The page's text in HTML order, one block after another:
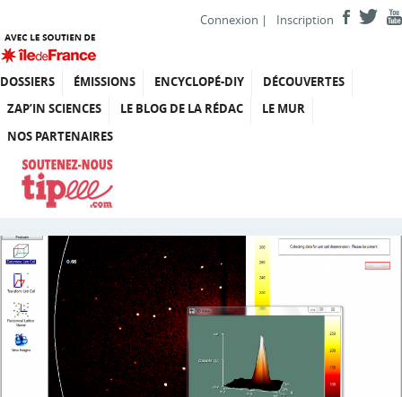
Connexion | Inscription
DOSSIERS ÉMISSIONS ENCYCLOPÉ-DIY
DÉCOUVERTES
ZAP’IN SCIENCES
LE BLOG DE LA RÉDAC
LE MUR
NOS PARTENAIRES